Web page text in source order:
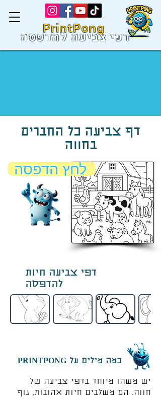
PrintPong
דפי צביעה להדפסה
דף צביעה כל החברים
בחווה
לחץ הדפסה
דפי צביעה חיות
כמה מילים על PRINTPONG
יש משהו מיוחד בדפי צביעה של
חווה. הם משלבים חיות אהובות, נוף